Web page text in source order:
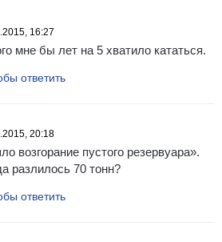
16:27
мне бы лет на 5 хватило кататься.
ответить
20:18
возгорание пустого резервуара».
разлилось 70 тонн?
ответить